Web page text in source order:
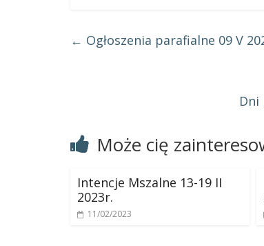
← Ogłoszenia parafialne 09 V
Dni
Może cię
Intencje Mszalne 13-19 II
2023r.
11/02/2023